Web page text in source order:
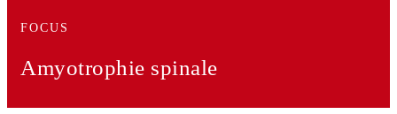
FOCUS
Amyotrophie spinale